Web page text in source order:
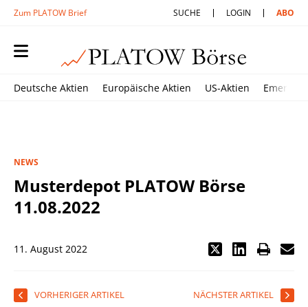
Zum PLATOW Brief SUCHE LOGIN ABO
Deutsche Aktien Europäische Aktien US-Aktien
NEWS
Musterdepot PLATOW Börse
11.08.2022
11. August 2022
VORHERIGER ARTIKEL NÄCHSTER ARTIKEL